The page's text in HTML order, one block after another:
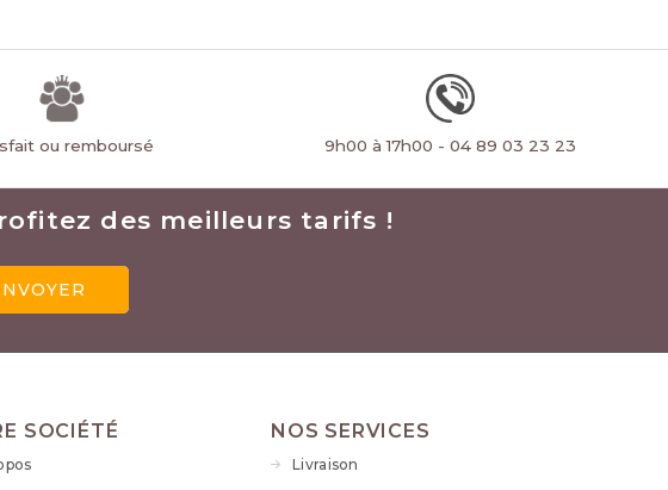
ou remboursé 9h00 à 17h00 - 04 89 03 23 23
des meilleurs tarifs !
SOCIÉTÉ NOS SERVICES
Livraison